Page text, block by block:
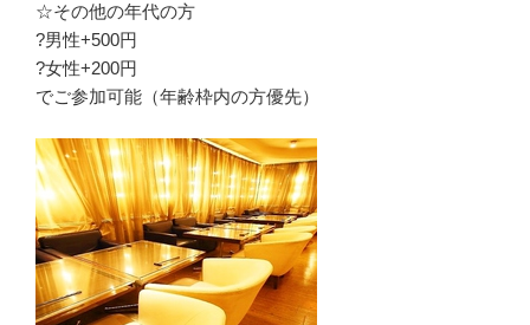
☆その他の年代の方
?男性+500円
?女性+200円
でご参加可能（年齢枠内の方優先）